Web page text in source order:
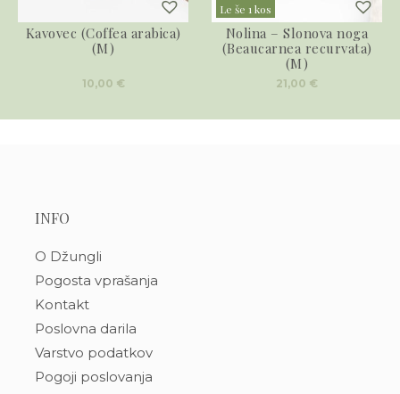
Kavovec (Coffea arabica)
(M)
10,00 €
Le še 1 kos
Nolina – Slonova noga
(Beaucarnea recurvata)
(M)
21,00 €
INFO
O Džungli
Pogosta vprašanja
Kontakt
Poslovna darila
Varstvo podatkov
Pogoji poslovanja